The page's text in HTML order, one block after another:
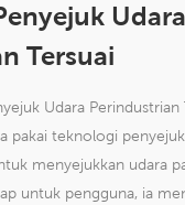
Udara
Tersuai
Udara Perindustrian
pakai teknologi
menyejukkan udara
untuk pengguna, ia